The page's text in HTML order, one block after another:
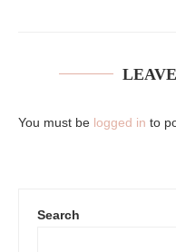
You must be logged in to
Search